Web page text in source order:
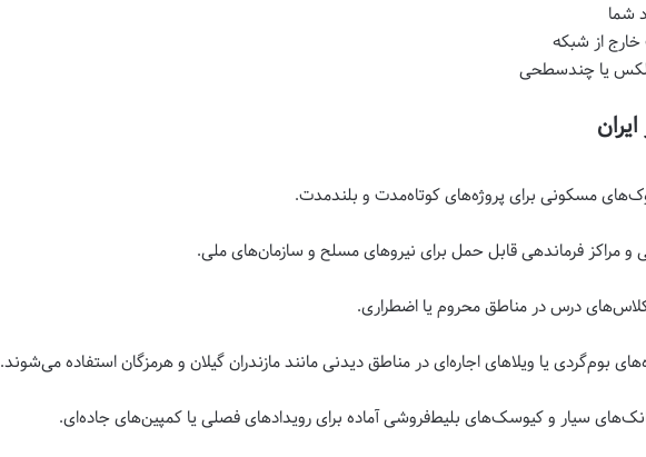
شما
خارج از شبکه
یا چندسطحی
مسکونی برای پروژه‌های کوتاه‌مدت و بلندمدت.
و مراکز فرماندهی قابل حمل برای نیروهای مسلح و سازمان‌های ملی.
درس در مناطق محروم یا اضطراری.
بوم‌گردی یا ویلاهای اجاره‌ای در مناطق دیدنی مانند مازندران گیلان و هرمزگان استفاده می‌شوند.
سیار و کیوسک‌های بلیط‌فروشی آماده برای رویدادهای فصلی یا کمپین‌های جاده‌ای.